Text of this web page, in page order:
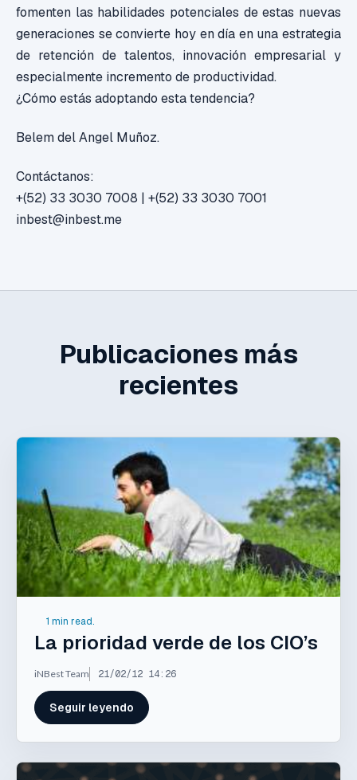
fomenten las habilidades potenciales de estas nuevas
generaciones se convierte hoy en día en una estrategia
de retención de talentos, innovación empresarial y
especialmente incremento de productividad.
¿Cómo estás adoptando esta tendencia?
Belem del Angel Muñoz.
Contáctanos:
+(52) 33 3030 7008 | +(52) 33 3030 7001
inbest@inbest.me
Publicaciones más
recientes
1 min read.
La prioridad verde de los CIO’s
iNBest Team 21/02/12 14:26
Seguir leyendo